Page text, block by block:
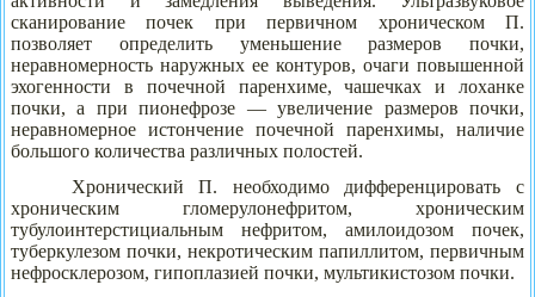
сканирование почек при первичном хроническом П.
позволяет определить уменьшение размеров почки,
неравномерность наружных ее контуров, очаги повышенной
эхогенности в почечной паренхиме, чашечках и лоханке
почки, а при пионефрозе — увеличение размеров почки,
неравномерное истончение почечной паренхимы, наличие
большого количества различных полостей.
Хронический П. необходимо дифференцировать с
хроническим гломерулонефритом, хроническим
тубулоинтерстициальным нефритом, амилоидозом почек,
туберкулезом почки, некротическим папиллитом, первичным
нефросклерозом, гипоплазией почки, мультикистозом почки.